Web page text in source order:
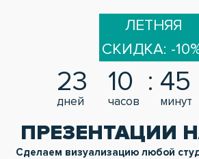
ЛЕТНЯЯ
СКИДКА: -
23
дней
10
часов
45
минут
ПРЕЗЕНТАЦИИ
Сделаем визуализацию любой